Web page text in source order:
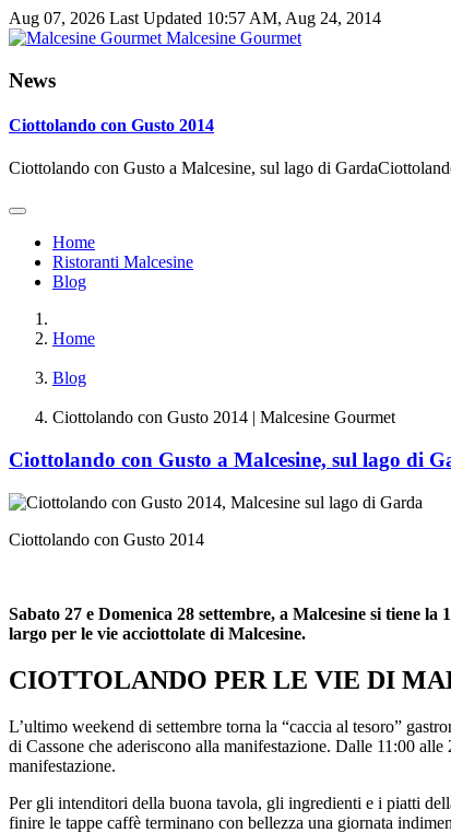
Aug 07, 2026 Last Updated 10:57 AM, Aug 24, 2014
Malcesine Gourmet
News
Ciottolando con Gusto 2014
Ciottolando con Gusto a Malcesine, sul lago di
Home
Ristoranti Malcesine
Blog
Home
Blog
Ciottolando con Gusto 2014 | Malcesine Gourmet
Ciottolando con Gusto a Malcesine, sul lago di
Ciottolando con Gusto 2014
Sabato 27 e Domenica 28 settembre, a Malcesine si tiene
largo per le vie acciottolate di Malcesine.
CIOTTOLANDO PER LE VIE DI
L’ultimo weekend di settembre torna la “caccia al tesoro”
di Cassone che aderiscono alla manifestazione. Dalle 11:00
manifestazione.
Per gli intenditori della buona tavola, gli ingredienti e i piatti
finire le tappe caffè terminano con bellezza una giornata